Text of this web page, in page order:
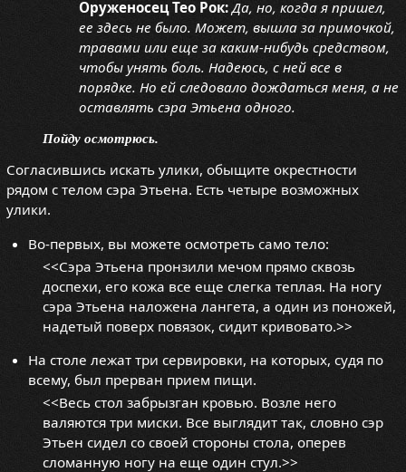
Оруженосец Тео Рок: Да, но, когда я пришел,
ее здесь не было. Может, вышла за примочкой,
травами или еще за каким-нибудь средством,
чтобы унять боль. Надеюсь, с ней все в
порядке. Но ей следовало дождаться меня, а не
оставлять сэра Этьена одного.
Пойду осмотрюсь.
Согласившись искать улики, обыщите окрестности
рядом с телом сэра Этьена. Есть четыре возможных
улики.
Во-первых, вы можете осмотреть само тело:
<<Сэра Этьена пронзили мечом прямо сквозь
доспехи, его кожа все еще слегка теплая. На ногу
сэра Этьена наложена лангета, а один из поножей,
надетый поверх повязок, сидит кривовато.>>
На столе лежат три сервировки, на которых, судя по
всему, был прерван прием пищи.
<<Весь стол забрызган кровью. Возле него
валяются три миски. Все выглядит так, словно сэр
Этьен сидел со своей стороны стола, оперев
сломанную ногу на еще один стул.>>